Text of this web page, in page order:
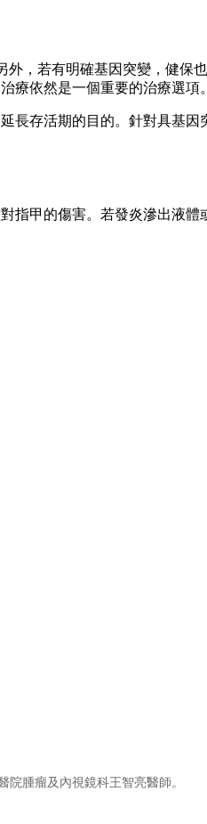
，若有明確基因突變，健保
療依然是一個重要的治療選項。
長存活期的目的。針對具基
指甲的傷害。若發炎滲出液體
院腫瘤及內視鏡科王智亮醫師。